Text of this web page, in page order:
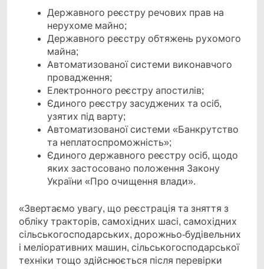
Державного реєстру речових прав на
нерухоме майно;
Державного реєстру обтяжень рухомого
майна;
Автоматизованої системи виконавчого
провадження;
Електронного реєстру апостилів;
Єдиного реєстру засуджених та осіб,
узятих під варту;
Автоматизованої системи «Банкрутство
та неплатоспроможність»;
Єдиного державного реєстру осіб, щодо
яких застосовано положення Закону
України «Про очищення влади».
«Звертаємо увагу, що реєстрація та зняття з
обліку тракторів, самохідних шасі, самохідних
сільськогосподарських, дорожньо-будівельних
і меліоративних машин, сільськогосподарської
техніки тощо здійснюється після перевірки